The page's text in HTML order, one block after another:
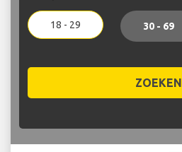
18 - 29 30 - 69
ZOEKEN